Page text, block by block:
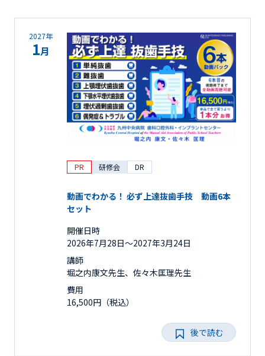
2027年
1月
PR 研修会 DR
動画でわかる！ 必ず上達抜歯手技 動画6本
セット
開催日時
2026年7月28日〜2027年3月24日
講師
堀之内康文先生、佐々木匡理先生
費用
16,500円（税込）
後で読む